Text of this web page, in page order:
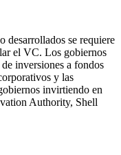
desarrollados se requiere
el VC. Los gobiernos
inversiones a fondos
y las
invirtiendo en
Authority, Shell